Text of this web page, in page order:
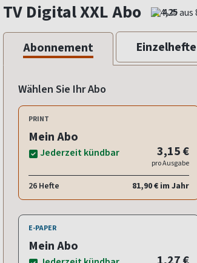
TV Digital XXL Abo 4,25
Abonnement Einzelhefte
Wählen Sie Ihr Abo
PRINT
Mein Abo
Jederzeit kündbar 3,15 €
pro Ausgabe
26 Hefte 81,90 € im Jahr
E-PAPER
Mein Abo